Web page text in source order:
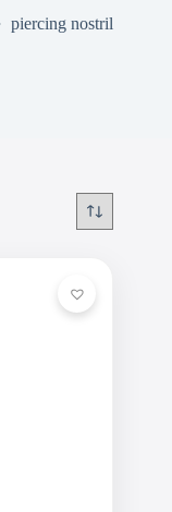
piercing nostril